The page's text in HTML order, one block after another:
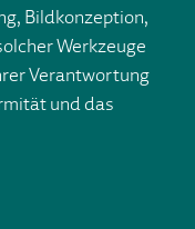
Bildkonzeption,
Werkzeuge
Verantwortung
und das